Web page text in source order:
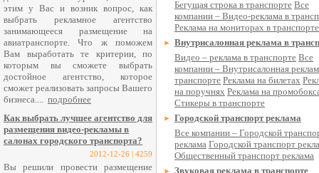
этим у Вас и возник вопрос, как
выбрать рекламное агентство
занимающееся размещение на
авиатранспорте. Что ж поможем
Вам выработать те критерии, по
которым вы сможете выбрать
достойное агентство, которое
сможет реализовать запросы Вашего
бизнеса.... подробнее
Как выбрать лучшее агентство для
размещения видео-рекламы в
салонах городского транспорта?
2012-12-26 | 4259
Вы решили провести размещение
Бегущая строка в транспорте Все
компании – Видео-реклама в
Реклама на мониторах в транспорте
Внутрисалонная реклама в
Видео – реклама в транспорте Все
компании – Внутрисалонная
транспорте Реклама на билетах
на поручнях Реклама на
Стикеры в транспорте
Городской транспорт реклама
Все компании – Городской
реклама Городской транспорт
Общественный транспорт реклама
Звуковая реклама в транспорте